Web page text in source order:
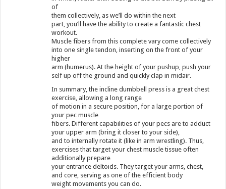
of
them collectively, as we’ll do within the next
part, you’ll have the ability to create a fantastic chest
workout.
Muscle fibers from this complete vary come collectively
into one single tendon, inserting on the front of your
higher
arm (humerus). At the height of your pushup, push your
self up off the ground and quickly clap in midair.
In summary, the incline dumbbell press is a great chest
exercise, allowing a long range
of motion in a secure position, for a large portion of
your pec muscle
fibers. Different capabilities of your pecs are to adduct
your upper arm (bring it closer to your side),
and to internally rotate it (like in arm wrestling). Thus,
exercises that target your chest muscle tissue often
additionally prepare
your entrance deltoids. They target your arms, chest,
and core, serving as one of the efficient body
weight movements you can do.